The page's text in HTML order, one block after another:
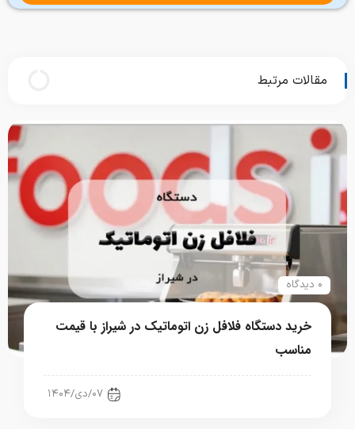
مقالات مرتبط
۰ دیدگاه
خرید دستگاه فلافل زن اتوماتیک در شیراز با قیمت
مناسب
۰۷/دی/۱۴۰۴